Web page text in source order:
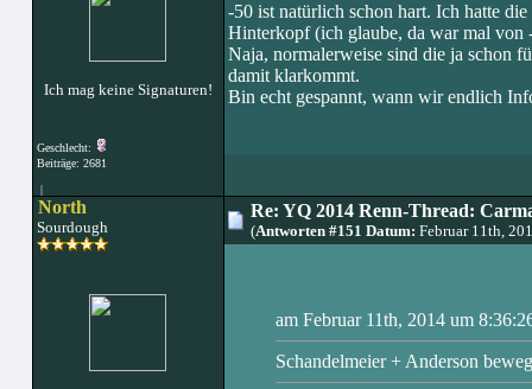
Ich mag keine Signaturen!
Geschlecht:
Beiträge: 2681
|
-50 ist natürlich schon hart. Ich hatte
Hinterkopf (ich glaube, da war mal von
Naja, normalerweise sind die ja schon
damit klarkommt.
Bin echt gespannt, wann wir endlich
North
Sourdough
Re: YQ 2014 Renn-Thread:
(Antworten #151 Datum: Februar 11th,
am Februar 11th, 2014 um
Schandelmeier + Anderson